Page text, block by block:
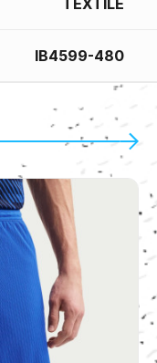
TEXTILE
IB4599-480